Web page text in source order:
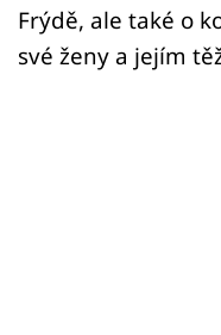
Frýdě, ale také o
své ženy a jejím